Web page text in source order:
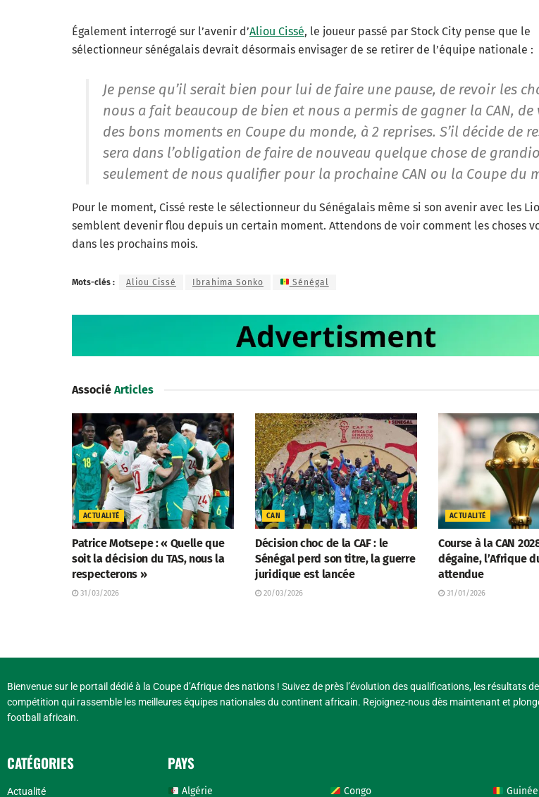
Également interrogé sur l’avenir d’Aliou Cissé, le joueur passé par Stock City pense que le
sélectionneur sénégalais devrait désormais envisager de se retirer de l’équipe nationale :
Je pense qu’il serait bien pour lui de faire une pause, de revoir les
nous a fait beaucoup de bien et nous a permis de gagner la CAN, de
des bons moments en Coupe du monde, à 2 reprises. S’il décide de
sera dans l’obligation de faire de nouveau quelque chose de
seulement de nous qualifier pour la prochaine CAN ou la Coupe du
Pour le moment, Cissé reste le sélectionneur du Sénégalais même si son avenir avec les
semblent devenir flou depuis un certain moment. Attendons de voir comment les choses
dans les prochains mois.
Mots-clés : Aliou Cissé Ibrahima Sonko Sénégal
Associé Articles
ACTUALITÉ
Patrice Motsepe : « Quelle que
soit la décision du TAS, nous la
respecterons »
31/03/2026
CAN
Décision choc de la CAF : le
Sénégal perd son titre, la guerre
juridique est lancée
20/03/2026
ACTUALITÉ
Course à la CAN
dégaine, l’Afrique
attendue
31/01/2026
Bienvenue sur le portail dédié à la Coupe d’Afrique des nations ! Suivez de près l’évolution des qualifications, les résultats
compétition qui rassemble les meilleures équipes nationales du continent africain. Rejoignez-nous dès maintenant et
football africain.
CATÉGORIES
Actualité
PAYS
Algérie Congo Guinée